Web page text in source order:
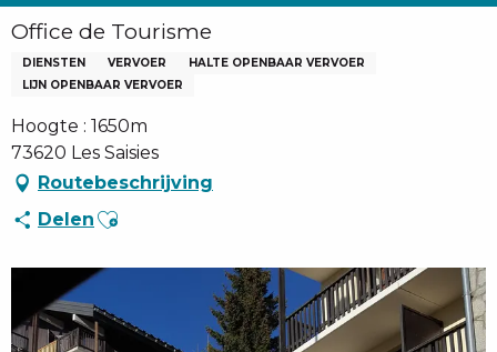
Office de Tourisme
DIENSTEN VERVOER
HALTE OPENBAAR VERVOER
LIJN OPENBAAR VERVOER
Hoogte : 1650m
73620 Les Saisies
Routebeschrijving
Delen Ajouter aux favoris